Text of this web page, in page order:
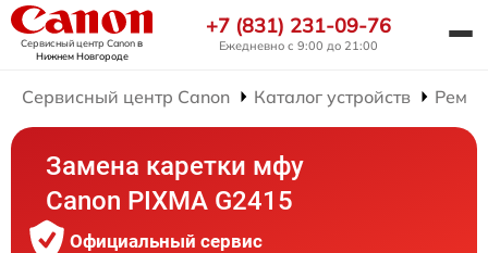
Сервисный центр Canonв
Нижнем Новгороде
+7 (831) 231-09-76
Ежедневно с 9:00 до 21:00
Сервисный центр Canon Каталог устройств
Замена каретки мфу
Canon PIXMA G2415
Официальный сервис